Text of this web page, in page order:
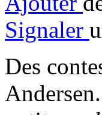
Signaler
Des